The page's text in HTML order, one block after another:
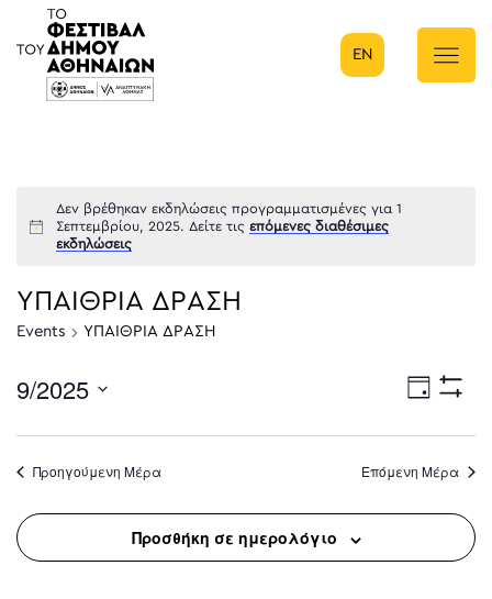
Κύρια πλοήγηση
EN
Δεν βρέθηκαν εκδηλώσεις προγραμματισμένες για 1
Σεπτεμβρίου, 2025. Δείτε τις επόμενες διαθέσιμες
εκδηλώσεις
ΥΠΑΙΘΡΙΑ ΔΡΑΣΗ
Events ΥΠΑΙΘΡΙΑ ΔΡΑΣΗ
Ημέρα
9/2025
date.
Προηγούμενη Μέρα Επόμενη Μέρα
Προσθήκη σε ημερολόγιο